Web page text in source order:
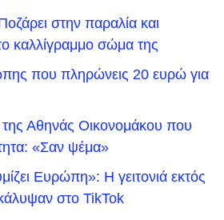
στην παραλία και
καλλίγραμμο σώμα της
που πληρώνεις 20 ευρώ για
της Αθηνάς Οικονομάκου που
«Σαν ψέμα»
Ευρώπη»: H γειτονιά εκτός
στο TikTok